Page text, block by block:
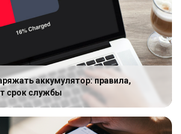
аккумулятор: правила,
срок службы